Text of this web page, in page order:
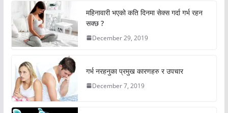
महिनावारी भएको कति दिनमा सेक्स गर्दा गर्भ रहन
सक्छ ?
December 29, 2019
गर्भ नरहनुका प्रमुख कारणहरु र उपचार
December 7, 2019